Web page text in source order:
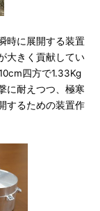
時に展開する装置
大きく貢献してい
四方で1.33Kg
に耐えつつ、極寒
するための装置作